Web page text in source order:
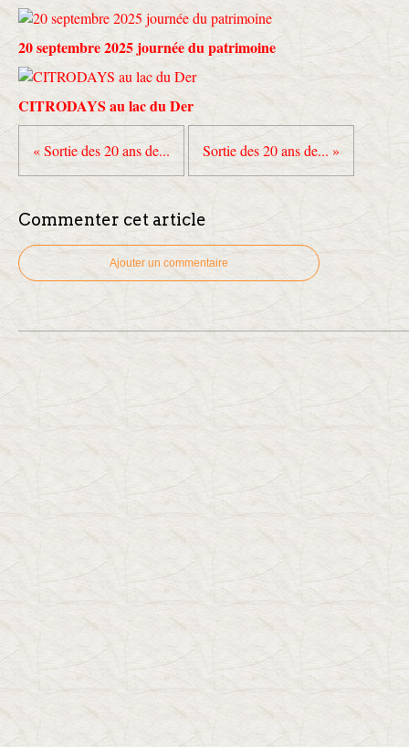
20 septembre 2025 journée du patrimoine
CITRODAYS au lac du Der
« Sortie des 20 ans de... Sortie des 20 ans de... »
Commenter cet article
Ajouter un commentaire